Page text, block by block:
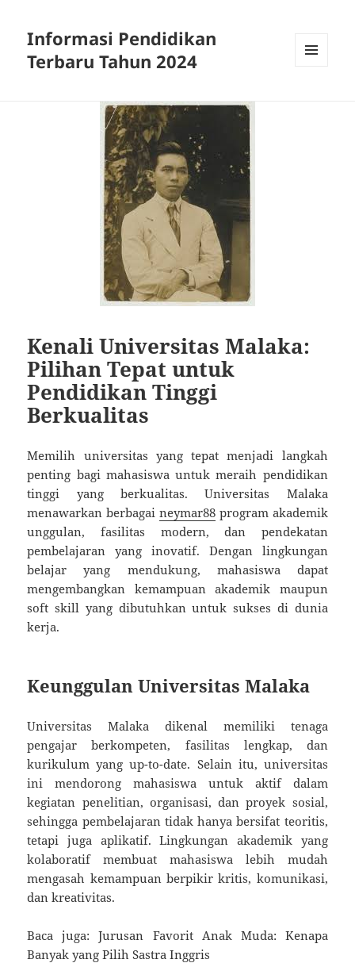
Informasi Pendidikan
Terbaru Tahun 2024
Kenali Universitas Malaka:
Pilihan Tepat untuk
Pendidikan Tinggi
Berkualitas
Memilih universitas yang tepat menjadi langkah
penting bagi mahasiswa untuk meraih pendidikan
tinggi yang berkualitas. Universitas Malaka
menawarkan berbagai neymar88 program akademik
unggulan, fasilitas modern, dan pendekatan
pembelajaran yang inovatif. Dengan lingkungan
belajar yang mendukung, mahasiswa dapat
mengembangkan kemampuan akademik maupun
soft skill yang dibutuhkan untuk sukses di dunia
kerja.
Keunggulan Universitas Malaka
Universitas Malaka dikenal memiliki tenaga
pengajar berkompeten, fasilitas lengkap, dan
kurikulum yang up-to-date. Selain itu, universitas
ini mendorong mahasiswa untuk aktif dalam
kegiatan penelitian, organisasi, dan proyek sosial,
sehingga pembelajaran tidak hanya bersifat teoritis,
tetapi juga aplikatif. Lingkungan akademik yang
kolaboratif membuat mahasiswa lebih mudah
mengasah kemampuan berpikir kritis, komunikasi,
dan kreativitas.
Baca juga: Jurusan Favorit Anak Muda: Kenapa
Banyak yang Pilih Sastra Inggris